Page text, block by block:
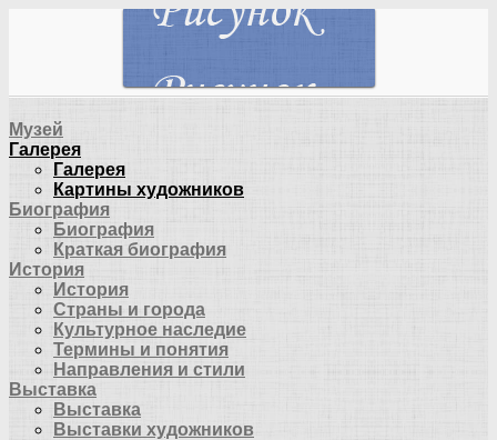
Музей
Галерея
Галерея
Картины художников
Биография
Биография
Краткая биография
История
История
Страны и города
Культурное наследие
Термины и понятия
Направления и стили
Выставка
Выставка
Выставки художников